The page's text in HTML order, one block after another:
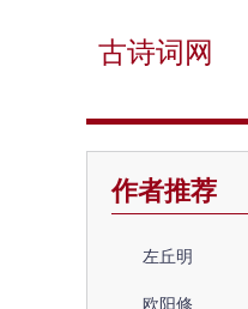
古诗词网
作者推荐
左丘明
欧阳修